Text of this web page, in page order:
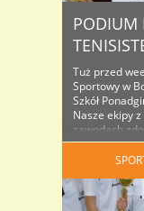
PODIUM
Tuż przed
Sportowy w
Szkół
Nasze ekipy
zawodach
kategorii
Jan Dziuba i
finałowego
się w Lubaniu
Janiec i ..